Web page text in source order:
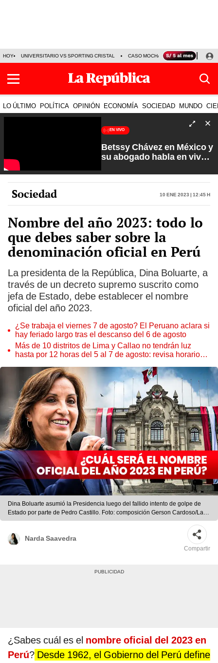
HOY UNIVERSITARIO VS SPORTING CRISTAL CASO MOCHASUELDOS
LO ÚLTIMO POLÍTICA OPINIÓN ECONOMÍA SOCIEDAD MUNDO
EN VIVO
Betssy Chávez en México y
su abogado habla en vivo |
Carlos Cornejo
Sociedad 10 Ene 2023 | 12:45 h
Nombre del año 2023: todo lo
que debes saber sobre la
denominación oficial en Perú
La presidenta de la República, Dina Boluarte, a
través de un decreto supremo suscrito como
jefa de Estado, debe establecer el nombre
oficial del año 2023.
¿Se trabaja el viernes 7 de agosto? El Peruano aclara si
hay feriado largo tras el descanso del 6 de agosto
Más de 10 distritos de Lima y Callao no tendrán luz
hasta por 12 horas del 5 al 7 de agosto: revisa horarios y
Dina Boluarte asumió la Presidencia luego del fallido intento de golpe de
Estado por parte de Pedro Castillo. Foto: composición Gerson Cardoso/La
República
Narda Saavedra
Compartir
¿Sabes cuál es el nombre oficial del 2023 en
Perú? Desde 1962, el Gobierno del Perú define